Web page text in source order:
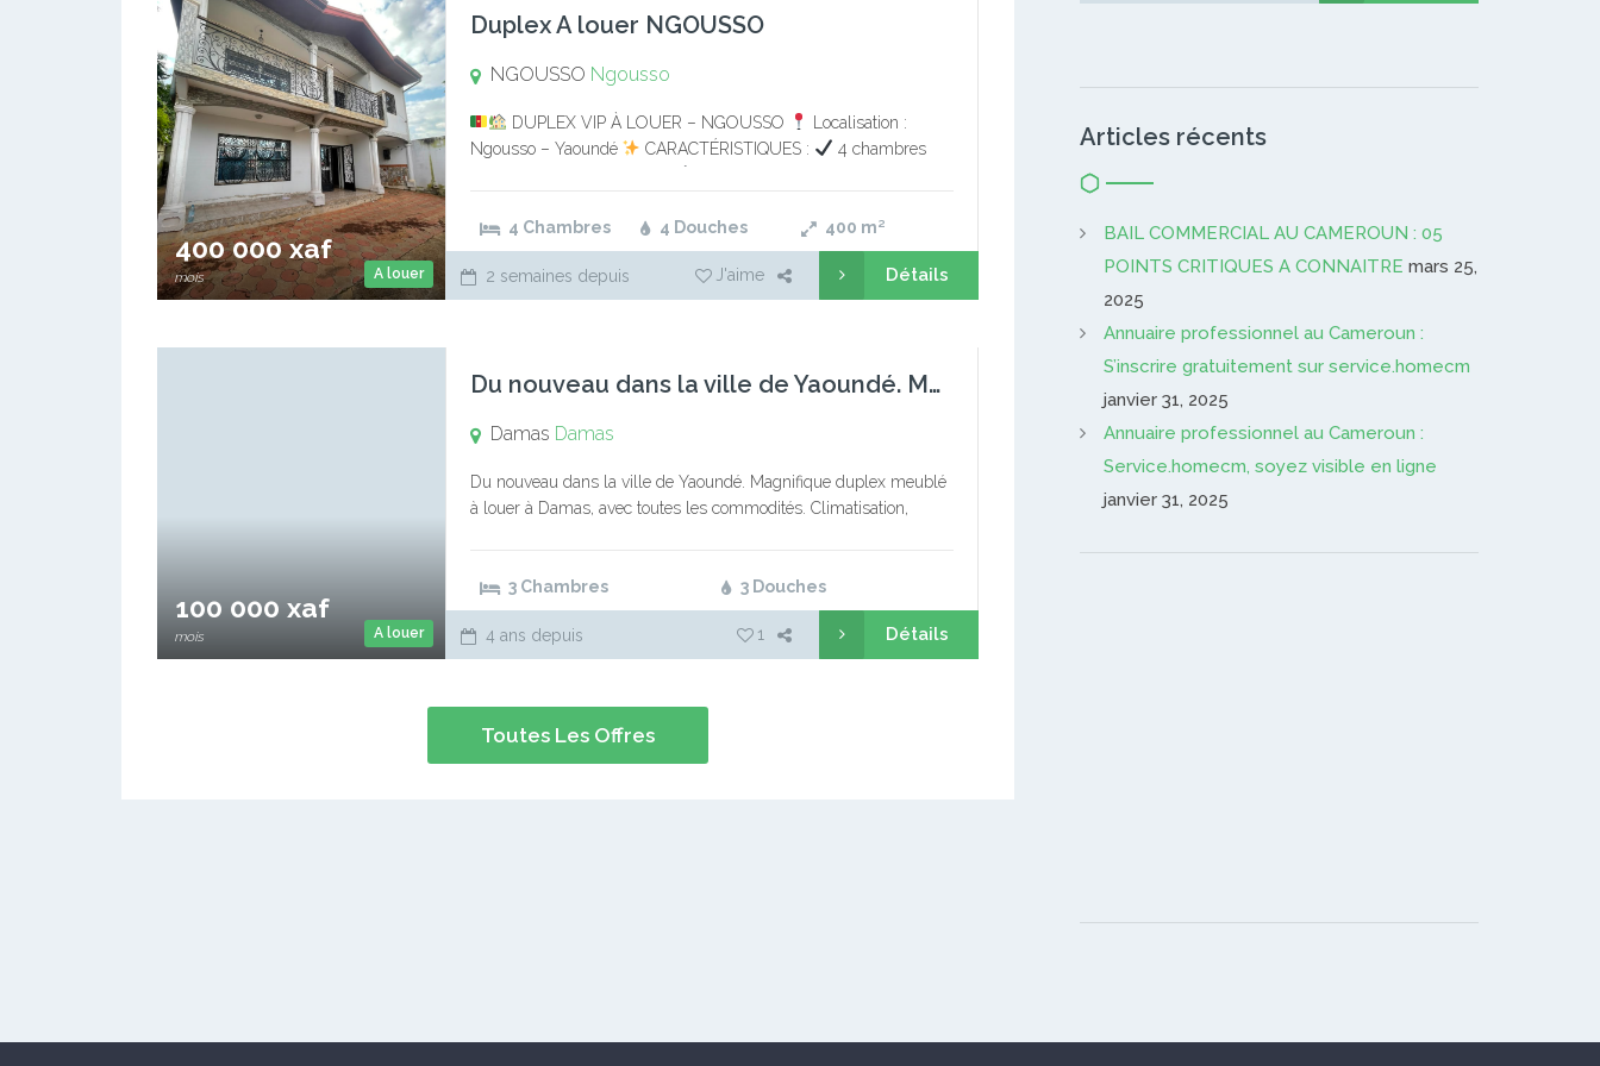
A louer
400 000 xaf
mois
Duplex A louer NGOUSSO
NGOUSSO Ngousso
DUPLEX VIP À LOUER – NGOUSSO
Localisation :
Ngousso – Yaoundé
CARACTÉRISTIQUES :
4 chambres
4 Chambres
4 Douches 400 m²
2 semaines depuis J'aime Détails
A louer
100 000 xaf
mois
Du nouveau dans la ville de Yaoundé. Magnifique duplex meubl
Damas Damas
Du nouveau dans la ville de Yaoundé. Magnifique duplex meublé
à louer à Damas, avec toutes les commodités. Climatisation,
3 Chambres
3 Douches
4 ans depuis 1 Détails
Toutes Les Offres
Articles récents
BAIL COMMERCIAL AU CAMEROUN : 05
POINTS CRITIQUES A CONNAITRE mars 25,
2025
Annuaire professionnel au Cameroun :
S’inscrire gratuitement sur service.homecm
janvier 31, 2025
Annuaire professionnel au Cameroun :
Service.homecm, soyez visible en ligne
janvier 31, 2025